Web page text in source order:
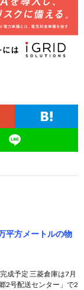
平方メートルの物
成予定 三菱倉庫は7月
2号配送センター」で2